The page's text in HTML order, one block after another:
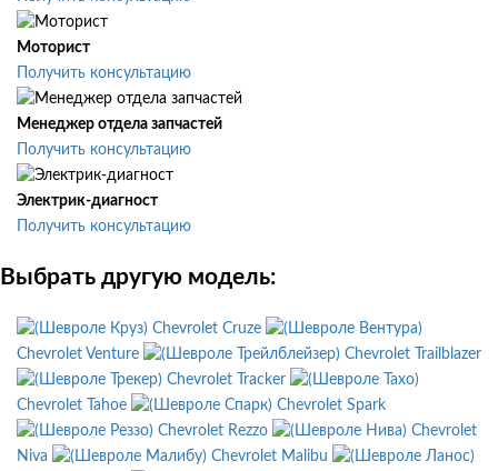
Моторист
Получить консультацию
Менеджер отдела запчастей
Получить консультацию
Электрик-диагност
Получить консультацию
Выбрать другую модель:
Chevrolet Cruze
Chevrolet Venture
Chevrolet Trailblazer
Chevrolet Tracker
Chevrolet Tahoe
Chevrolet Spark
Chevrolet Rezzo
Chevrolet
Niva
Chevrolet Malibu